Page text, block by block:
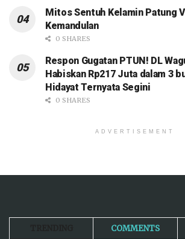
Mitos Sentuh Kelamin Patung
Kemandulan
0 SHARES
Respon Gugatan PTUN! DL
Habiskan Rp217 Juta dalam 3
Hidayat Ternyata Segini
0 SHARES
ADVERTISEMENT
COMMENTS